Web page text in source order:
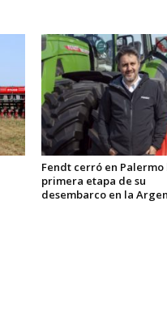
Fendt cerró en Palermo
primera etapa de su
desembarco en la